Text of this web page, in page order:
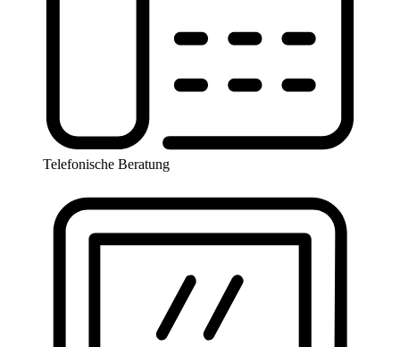
Telefonische Beratung